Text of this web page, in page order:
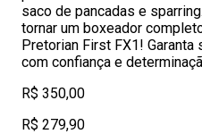
saco de pancadas e
tornar um boxeador
Pretorian First FX1! Garanta
com confiança e
R$ 350,00
R$ 279,90